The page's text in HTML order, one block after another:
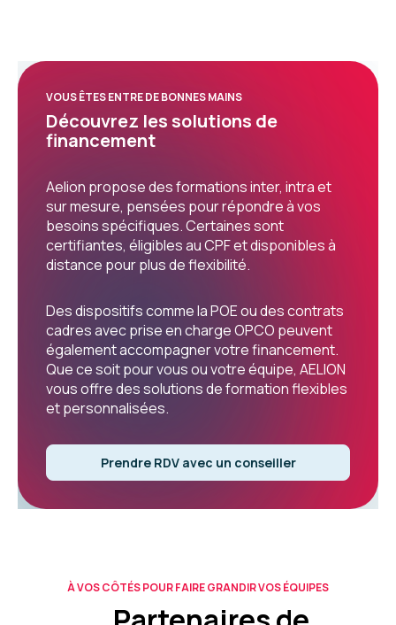
VOUS ÊTES ENTRE DE BONNES MAINS
Découvrez les solutions de
financement
Aelion propose des formations inter, intra et
sur mesure, pensées pour répondre à vos
besoins spécifiques. Certaines sont
certifiantes, éligibles au CPF et disponibles à
distance pour plus de flexibilité.
Des dispositifs comme la POE ou des contrats
cadres avec prise en charge OPCO peuvent
également accompagner votre financement.
Que ce soit pour vous ou votre équipe, AELION
vous offre des solutions de formation flexibles
et personnalisées.
Prendre RDV avec un conseiller
À VOS CÔTÉS POUR FAIRE GRANDIR VOS ÉQUIPES